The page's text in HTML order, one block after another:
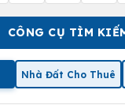
CÔNG CỤ TÌM
Nhà Đất Cho Thuê